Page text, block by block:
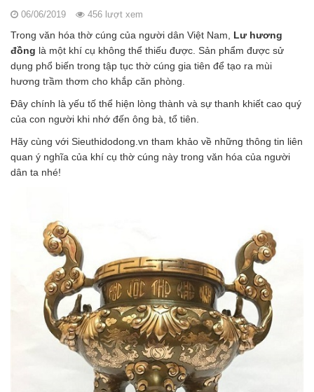
06/06/2019 456 lượt xem
Trong văn hóa thờ cúng của người dân Việt Nam,
Lư hương
đồng là một khí cụ không thể thiếu được. Sản phẩm được sử
dụng phổ biến trong tập tục thờ cúng gia tiên để tạo ra mùi
hương trầm thơm cho khắp căn phòng.
Đây chính là yếu tố thể hiện lòng thành và sự thanh khiết cao quý
của con người khi nhớ đến ông bà, tổ tiên.
Hãy cùng với Sieuthidodong.vn tham khảo về những thông tin liên
quan ý nghĩa của khí cụ thờ cúng này trong văn hóa của người
dân ta nhé!